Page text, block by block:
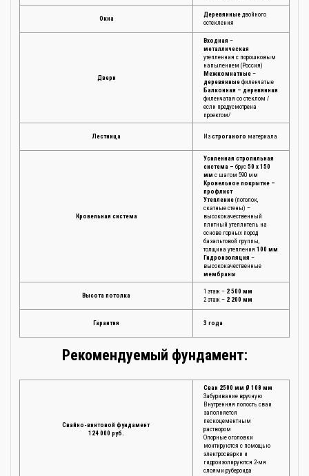
Окна
Деревянные двойного
остекления
Двери
Входная –
металлическая
утепленная с порошковым
напылением (Россия)
Межкомнатные –
деревянные филенчатые
Балконная – деревянная
филенчатая со стеклом /
если предусмотрена
проектом/
Лестница Из строганого материала
Кровельная система
Усиленная стропильная
система – брус 50 х 150
мм с шагом 590 мм
Кровельное покрытие –
профлист
Утепление (потолок,
скатные стены) –
высококачественный
плитный утеплитель на
основе горных пород
базальтовой группы,
толщина утепления 100 мм
Гидроизоляция –
высококачественные
мембраны
Высота потолка
1 этаж – 2 500 мм
2 этаж – 2 200 мм
Гарантия 3 года
Рекомендуемый фундамент:
Свайно-винтовой фундамент
124 000 руб.
Сваи 2500 мм Ø 108 мм
Забуривание вручную
Внутренняя полость сваи
заполняется
пескоцементным
раствором
Опорные оголовки
монтируются с помощью
электросварки и
гидроизолируются 2-мя
слоями рубероида